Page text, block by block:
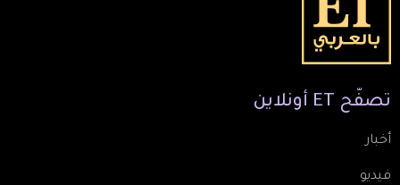
تصفّح ET أونلاين
أخبار
فيديو